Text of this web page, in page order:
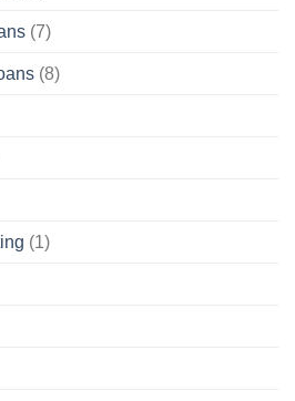
(7)
(8)
(1)